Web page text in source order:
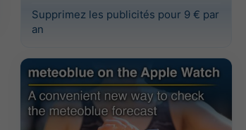
Supprimez les publicités pour 9 € par
an